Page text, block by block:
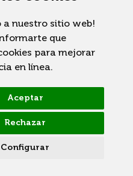
a nuestro sitio web!
que
para mejorar
en línea.
Aceptar
Rechazar
Configurar